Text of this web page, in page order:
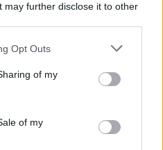
may further disclose it to other
uses one or more Google
behaviour. You may click to
and its third-party tags to
purposes in below Google
Opt Outs
of my
of my